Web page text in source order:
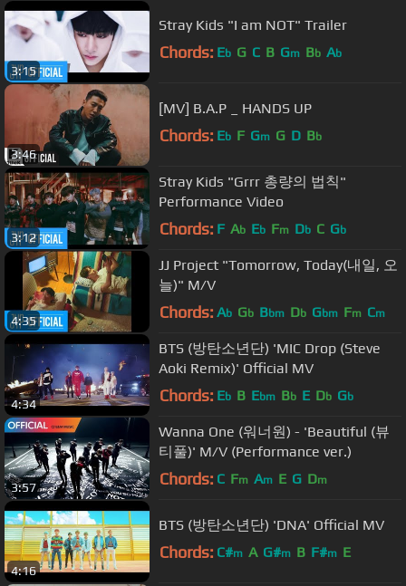
3:15
Stray Kids "I am NOT" Trailer
Chords: Eb G C B Gm Bb Ab
3:46
[MV] B.A.P _ HANDS UP
Chords: Eb F Gm G D Bb
3:12
Stray Kids "Grrr 총량의 법칙"
Performance Video
Chords: F Ab Eb Fm Db C Gb
4:35
JJ Project "Tomorrow, Today(내일, 오
늘)" M/V
Chords: Ab Gb Bbm Db Gbm Fm Cm
4:34
BTS (방탄소년단) 'MIC Drop (Steve
Aoki Remix)' Official MV
Chords: Eb B Ebm Bb E Db Gb
3:57
Wanna One (워너원) - 'Beautiful (뷰
티풀)' M/V (Performance ver.)
Chords: C Fm Am E G Dm
4:16
BTS (방탄소년단) 'DNA' Official MV
Chords: C#m A G#m B F#m E